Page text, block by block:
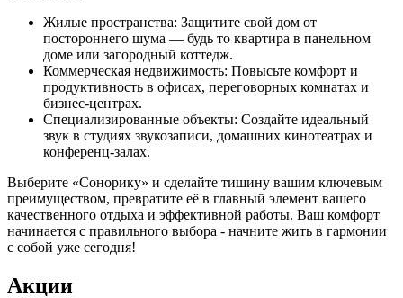
Жилые пространства: Защитите свой дом от
постороннего шума — будь то квартира в панельном
доме или загородный коттедж.
Коммерческая недвижимость: Повысьте комфорт и
продуктивность в офисах, переговорных комнатах и
бизнес-центрах.
Специализированные объекты: Создайте идеальный
звук в студиях звукозаписи, домашних кинотеатрах и
конференц-залах.
Выберите «Сонорику» и сделайте тишину вашим ключевым
преимуществом, превратите её в главный элемент вашего
качественного отдыха и эффективной работы. Ваш комфорт
начинается с правильного выбора - начните жить в гармонии
с собой уже сегодня!
Акции